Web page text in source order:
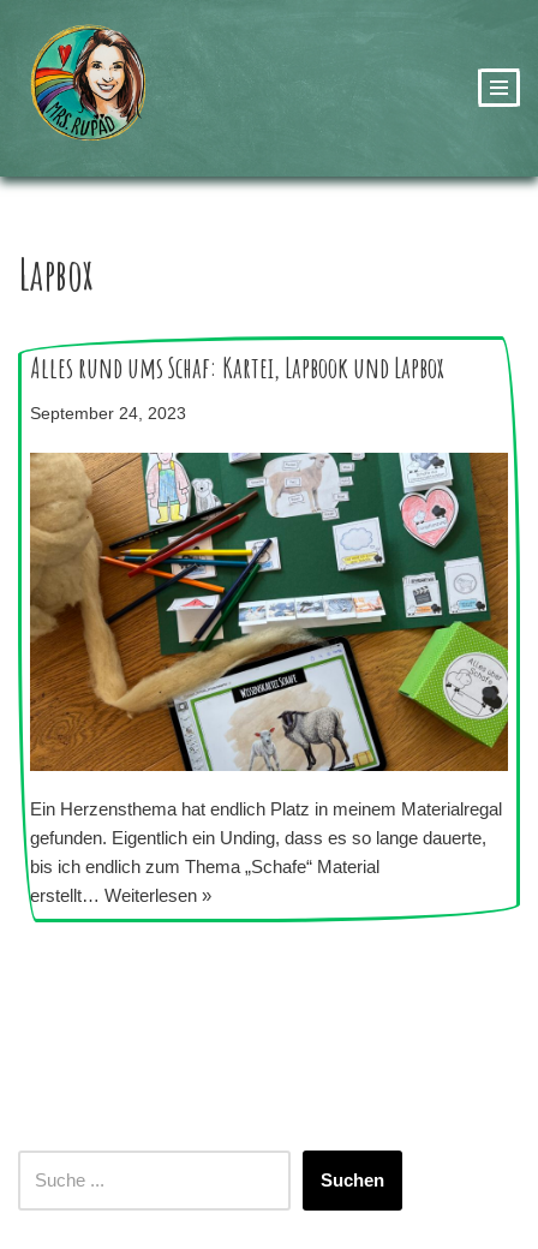
Zum
Inhalt
springen
Lapbox
Alles rund ums Schaf: Kartei, Lapbook und Lapbox
September 24, 2023
Ein Herzensthema hat endlich Platz in meinem Materialregal
gefunden. Eigentlich ein Unding, dass es so lange dauerte,
bis ich endlich zum Thema „Schafe“ Material
erstellt… Weiterlesen »
Suchen